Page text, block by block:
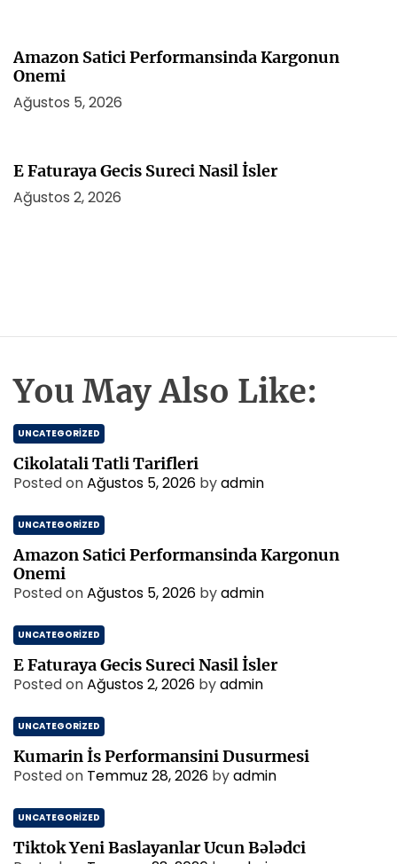
Amazon Satici Performansinda Kargonun
Onemi
Ağustos 5, 2026
E Faturaya Gecis Sureci Nasil İsler
Ağustos 2, 2026
You May Also Like:
UNCATEGORIZED
Cikolatali Tatli Tarifleri
Posted onAğustos 5, 2026 byadmin
UNCATEGORIZED
Amazon Satici Performansinda Kargonun
Onemi
Posted onAğustos 5, 2026 byadmin
UNCATEGORIZED
E Faturaya Gecis Sureci Nasil İsler
Posted onAğustos 2, 2026 byadmin
UNCATEGORIZED
Kumarin İs Performansini Dusurmesi
Posted on Temmuz 28, 2026 byadmin
UNCATEGORIZED
Tiktok Yeni Baslayanlar Ucun Bələdci